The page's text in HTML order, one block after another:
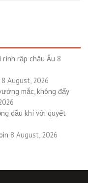
rập châu Âu 8
8 August, 2026
mắc, không đẩy
dầu khí với quyết
8 August, 2026